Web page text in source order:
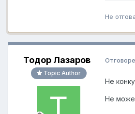
Не
Тодор Лазаров
Topic Author
Нe
Не може